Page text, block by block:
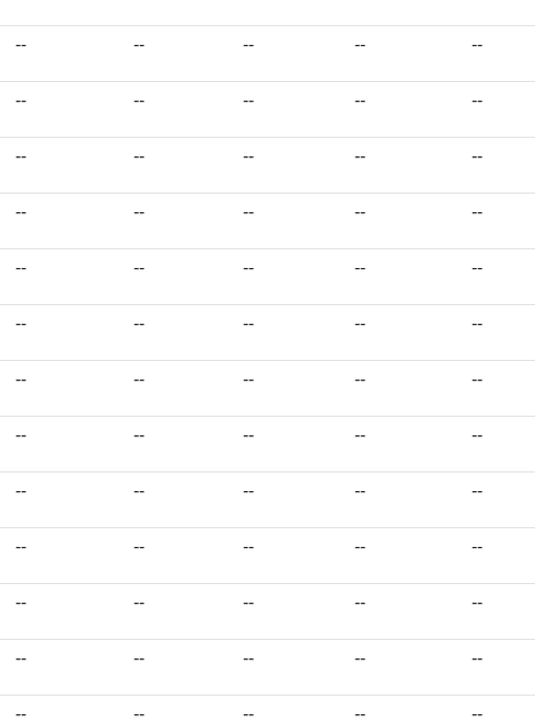
-- -- -- -- --
-- -- -- -- --
-- -- -- -- --
-- -- -- -- --
-- -- -- -- --
-- -- -- -- --
-- -- -- -- --
-- -- -- -- --
-- -- -- -- --
-- -- -- -- --
-- -- -- -- --
-- -- -- -- --
-- -- -- -- --